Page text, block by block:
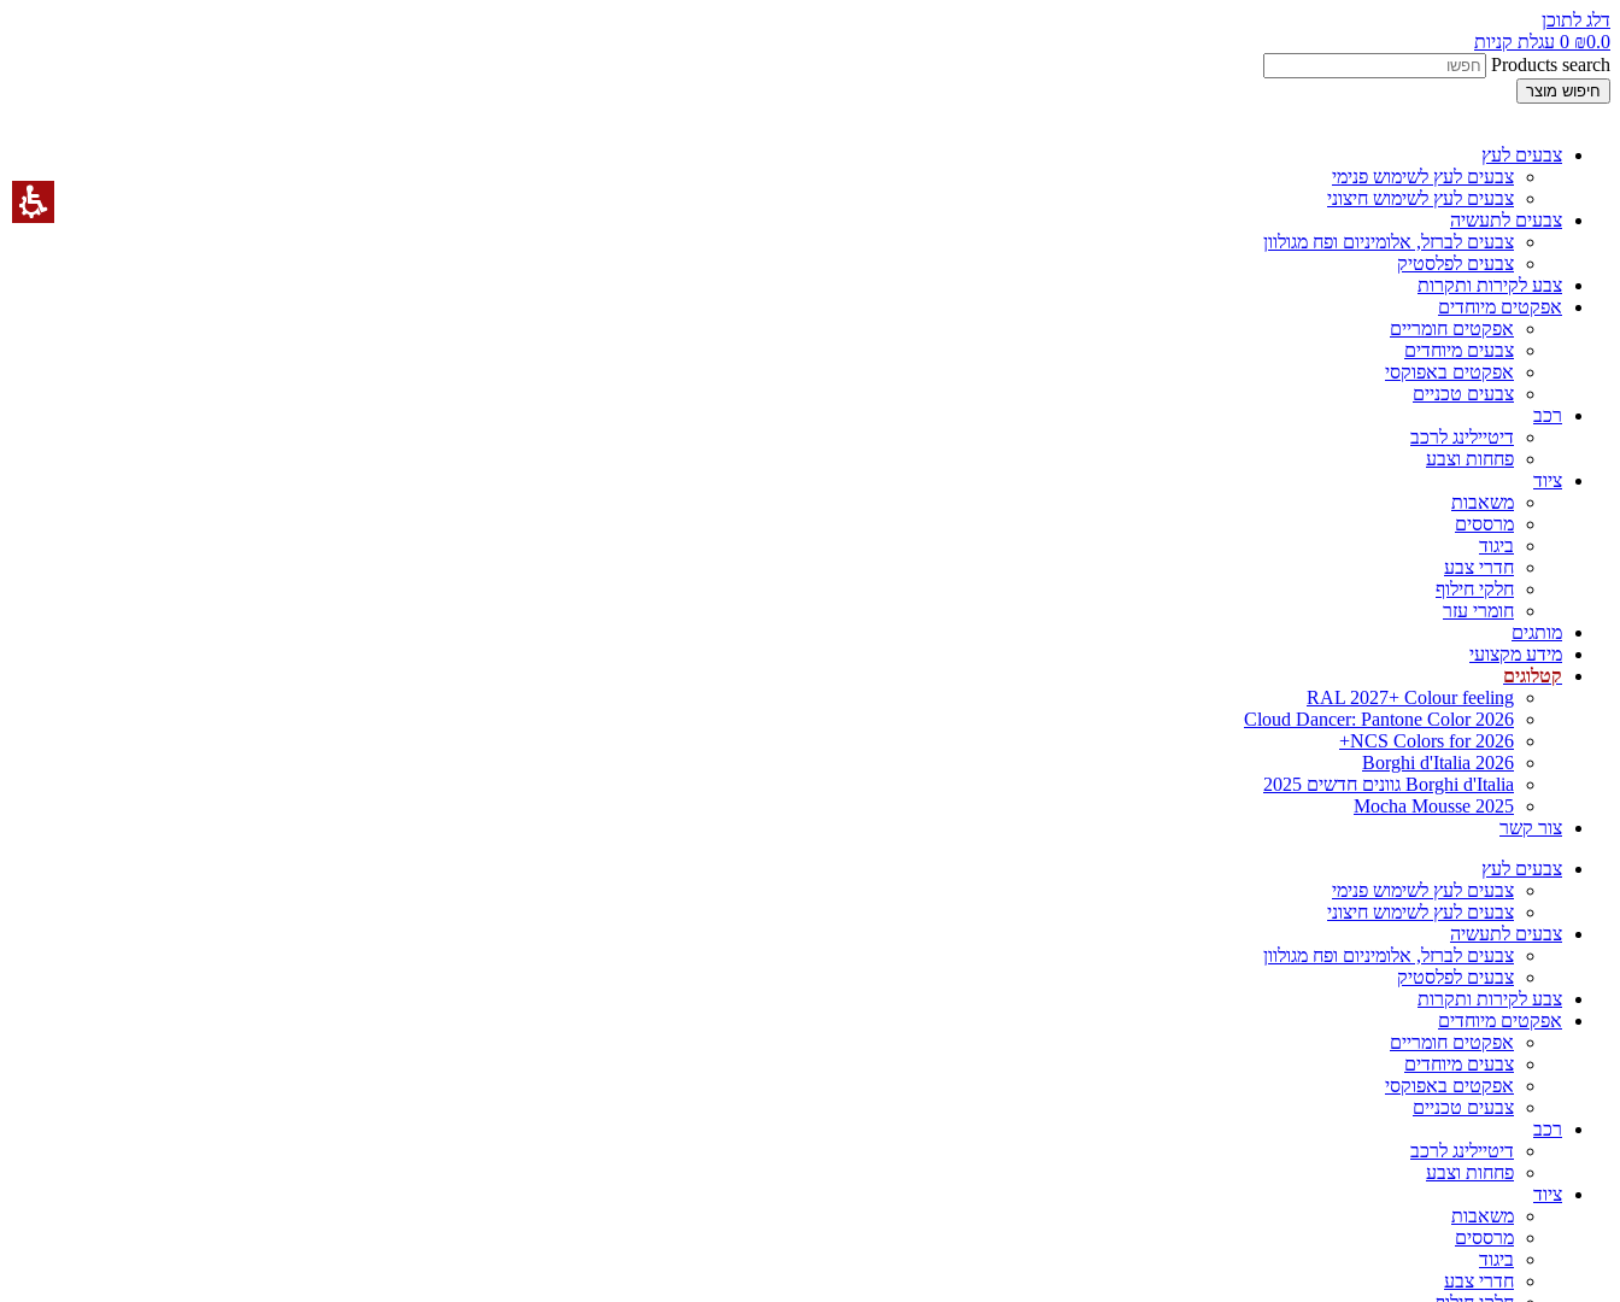
דלג לתוכן
₪0.0
0 עגלת קניות
Products search
חיפוש מוצר
צבעים לעץ
צבעים לעץ לשימוש פנימי
צבעים לעץ לשימוש חיצוני
צבעים לתעשיה
צבעים לברזל, אלומיניום ופח מגולוון
צבעים לפלסטיק
צבע לקירות ותקרות
אפקטים מיוחדים
אפקטים חומריים
צבעים מיוחדים
אפקטים באפוקסי
צבעים טכניים
רכב
דיטיילינג לרכב
פחחות וצבע
ציוד
משאבות
מרססים
ביגוד
חדרי צבע
חלקי חילוף
חומרי עזר
מותגים
מידע מקצועי
קטלוגים
RAL 2027+ Colour feeling
Cloud Dancer: Pantone Color 2026
NCS Colors for 2026+
Borghi d'Italia 2026
Borghi d'Italia גוונים חדשים 2025
Mocha Mousse 2025
צור קשר
צבעים לעץ
צבעים לעץ לשימוש פנימי
צבעים לעץ לשימוש חיצוני
צבעים לתעשיה
צבעים לברזל, אלומיניום ופח מגולוון
צבעים לפלסטיק
צבע לקירות ותקרות
אפקטים מיוחדים
אפקטים חומריים
צבעים מיוחדים
אפקטים באפוקסי
צבעים טכניים
רכב
דיטיילינג לרכב
פחחות וצבע
ציוד
משאבות
מרססים
ביגוד
חדרי צבע